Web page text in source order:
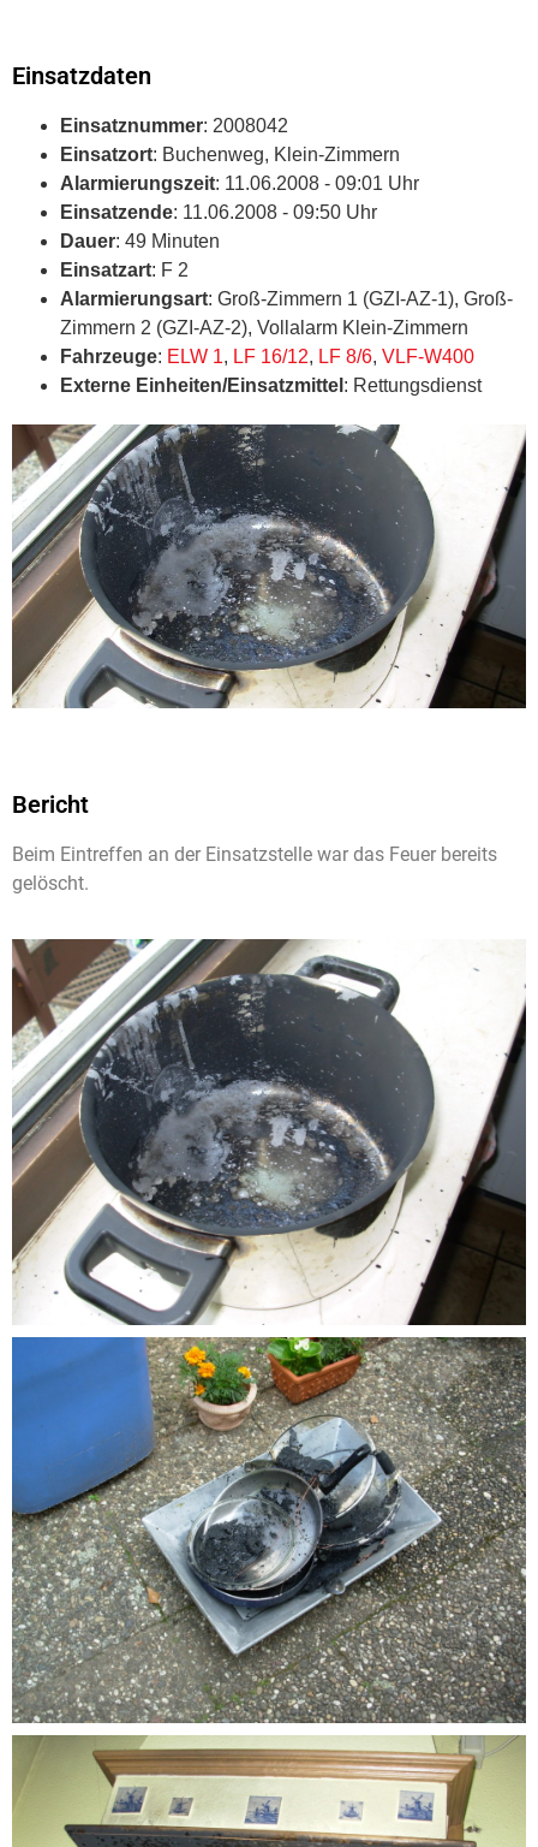
Einsatzdaten
Einsatznummer: 2008042
Einsatzort: Buchenweg, Klein-Zimmern
Alarmierungszeit: 11.06.2008 - 09:01 Uhr
Einsatzende: 11.06.2008 - 09:50 Uhr
Dauer: 49 Minuten
Einsatzart: F 2
Alarmierungsart: Groß-Zimmern 1 (GZI-AZ-1), Groß-
Zimmern 2 (GZI-AZ-2), Vollalarm Klein-Zimmern
Fahrzeuge: ELW 1, LF 16/12, LF 8/6, VLF-W400
Externe Einheiten/Einsatzmittel : Rettungsdienst
Bericht
Beim Eintreffen an der Einsatzstelle war das Feuer bereits
gelöscht.